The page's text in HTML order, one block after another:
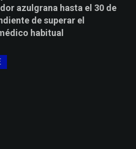
azulgrana hasta el 30 de
de superar el
habitual